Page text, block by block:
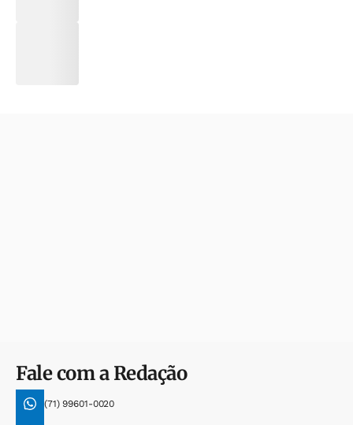
Fale com a Redação
(71) 99601-0020